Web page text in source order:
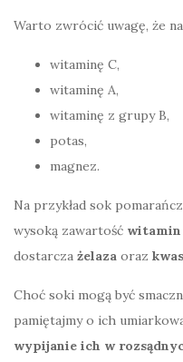
Warto zwrócić uwagę, że
witaminę C,
witaminę A,
witaminę z grupy B,
potas,
magnez.
Na przykład sok
wysoką zawartość witamin
dostarcza żelaza oraz
Choć soki mogą być
pamiętajmy o ich
wypijanie ich w